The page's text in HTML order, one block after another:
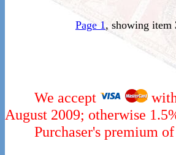
Page 1, showing item
We accept
August 2009; otherwise
Purchaser's premium of